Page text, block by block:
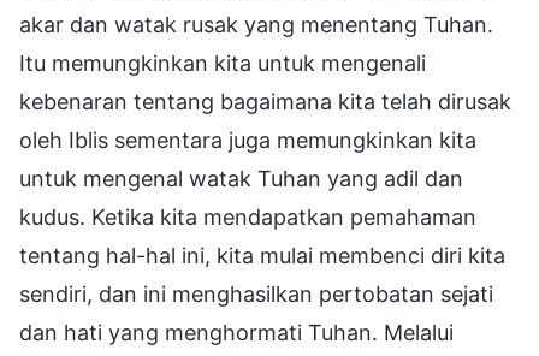
akar dan watak rusak yang menentang Tuhan.
Itu memungkinkan kita untuk mengenali
kebenaran tentang bagaimana kita telah dirusak
oleh Iblis sementara juga memungkinkan kita
untuk mengenal watak Tuhan yang adil dan
kudus. Ketika kita mendapatkan pemahaman
tentang hal-hal ini, kita mulai membenci diri kita
sendiri, dan ini menghasilkan pertobatan sejati
dan hati yang menghormati Tuhan. Melalui